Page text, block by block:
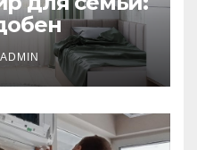
ADMIN